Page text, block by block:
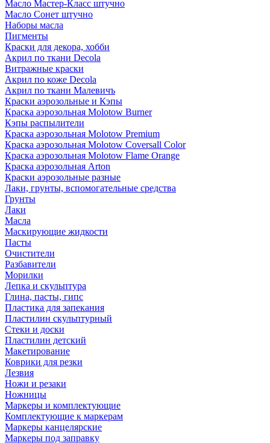
Масло Мастер-Класс штучно
Масло Сонет штучно
Наборы масла
Пигменты
Краски для декора, хобби
Акрил по ткани Decola
Витражные краски
Акрил по коже Decola
Акрил по ткани Малевичъ
Краски аэрозольные и Кэпы
Краска аэрозольная Molotow Burner
Кэпы распылители
Краска аэрозольная Molotow Premium
Краска аэрозольная Molotow Coversall Color
Краска аэрозольная Molotow Flame Orange
Краска аэрозольная Arton
Краски аэрозольные разные
Лаки, грунты, вспомогательные средства
Грунты
Лаки
Масла
Маскирующие жидкости
Пасты
Очистители
Разбавители
Морилки
Лепка и скульптура
Глина, пасты, гипс
Пластика для запекания
Пластилин скульптурный
Стеки и доски
Пластилин детский
Макетирование
Коврики для резки
Лезвия
Ножи и резаки
Ножницы
Маркеры и комплектующие
Комплектующие к маркерам
Маркеры канцелярские
Маркеры под заправку